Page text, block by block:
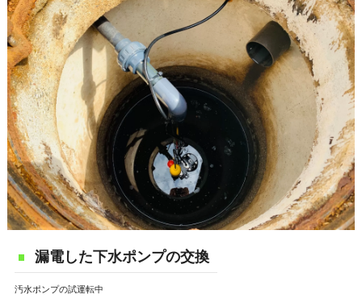
漏電した下水ポンプの交換
汚水ポンプの試運転中